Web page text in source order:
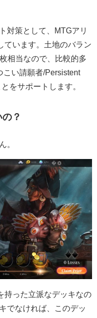
対策として、MTGアリ
ています。土地のバラン
相当なので、比較的多
こい請願者/Persistent
をサポートします。
？
。
持った立派なデッキなの
でなければ、このデッ